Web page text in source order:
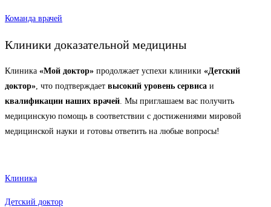
Команда врачей
Клиники доказательной медицины
Клиника «Мой доктор» продолжает успехи клиники «Детский
доктор» , что подтверждает высокий уровень сервиса и
квалификации наших врачей . Мы приглашаем вас получить
медицинскую помощь в соответствии с достижениями мировой
медицинской науки и готовы ответить на любые вопросы!
Клиника
Детский доктор